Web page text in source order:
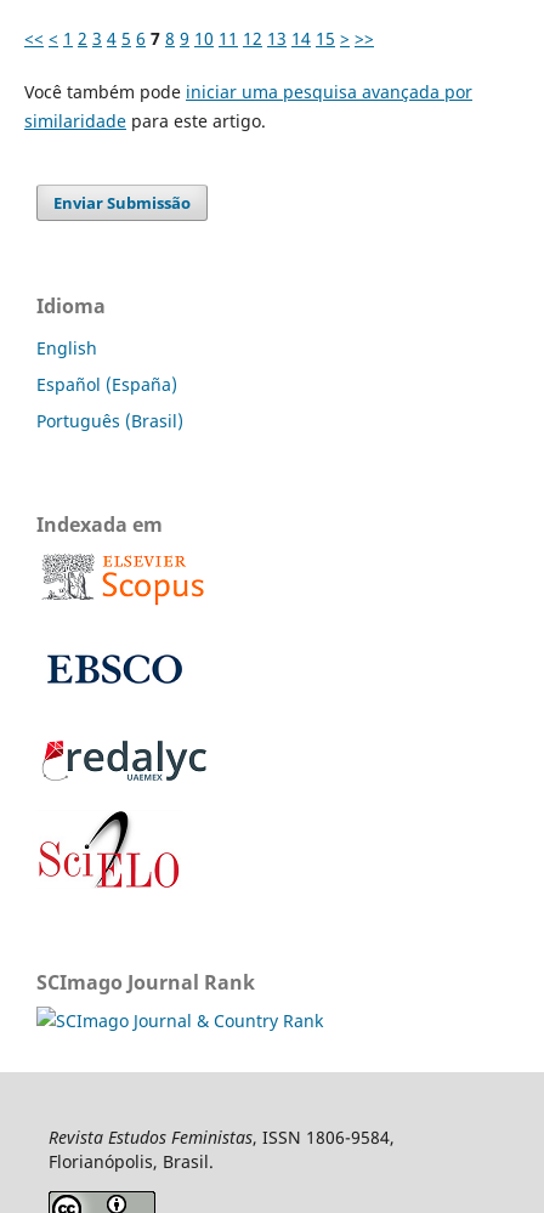
<< < 1 2 3 4 5 6 7 8 9 10 11 12 13 14 15 > >>
Você também pode iniciar uma pesquisa avançada por
similaridadepara este artigo.
Enviar Submissão
Idioma
English
Español (España)
Português (Brasil)
Indexada em
SCImago Journal Rank
Revista Estudos Feministas, ISSN 1806-9584,
Florianópolis, Brasil.